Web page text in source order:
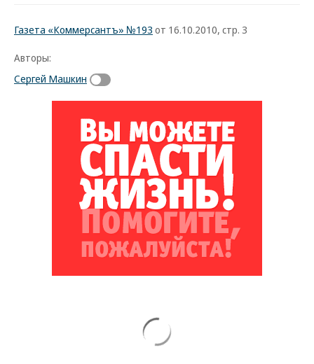
Газета «Коммерсантъ» №193 от 16.10.2010, стр. 3
Авторы:
Сергей Машкин